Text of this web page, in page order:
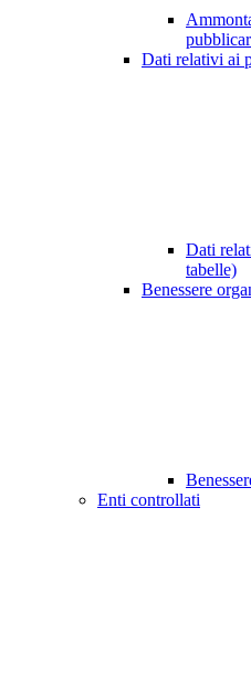
Dati relativi ai
Dati
tabelle)
Benessere
Enti controllati